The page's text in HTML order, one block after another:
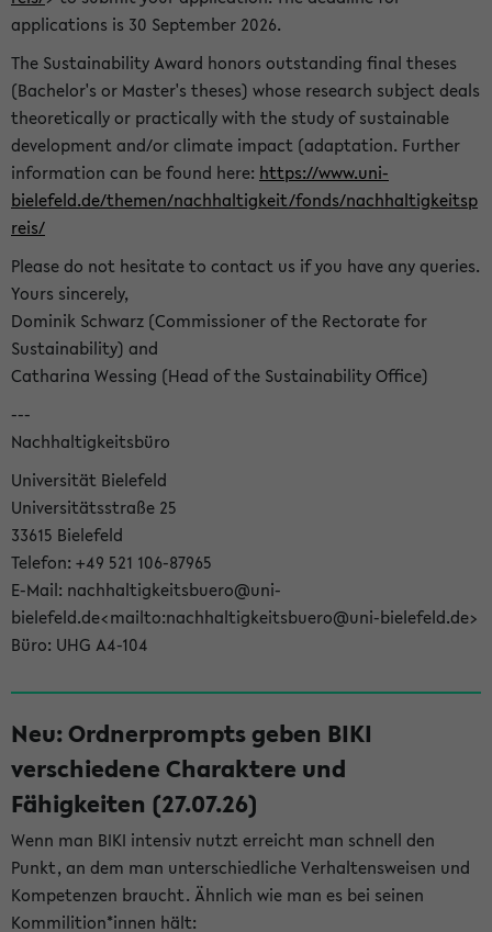
applications is 30 September 2026.
The Sustainability Award honors outstanding final theses
(Bachelor's or Master's theses) whose research subject deals
theoretically or practically with the study of sustainable
development and/or climate impact (adaptation. Further
information can be found here: https://www.uni-
bielefeld.de/themen/nachhaltigkeit/fonds/nachhaltigkeitsp
reis/
Please do not hesitate to contact us if you have any queries.
Yours sincerely,
Dominik Schwarz (Commissioner of the Rectorate for
Sustainability) and
Catharina Wessing (Head of the Sustainability Office)
---
Nachhaltigkeitsbüro
Universität Bielefeld
Universitätsstraße 25
33615 Bielefeld
Telefon: +49 521 106-87965
E-Mail: nachhaltigkeitsbuero@uni-
bielefeld.de<mailto:nachhaltigkeitsbuero@uni-bielefeld.de>
Büro: UHG A4-104
Neu: Ordnerprompts geben BIKI
verschiedene Charaktere und
Fähigkeiten (27.07.26)
Wenn man BIKI intensiv nutzt erreicht man schnell den
Punkt, an dem man unterschiedliche Verhaltensweisen und
Kompetenzen braucht. Ähnlich wie man es bei seinen
Kommilition*innen hält: